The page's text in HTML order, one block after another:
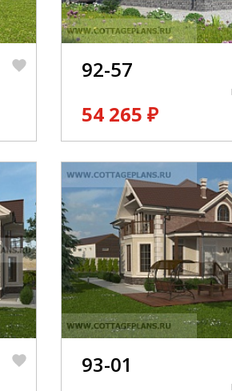
92-57
54 265 ₽
93-01